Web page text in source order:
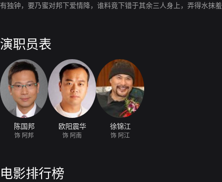
有独钟，要乃蜜对邦下爱情降，谁料竟下错于其余三人身上，弄得水
演职员表
陈国邦
饰 阿邦
欧阳震华
饰 阿南
徐锦江
饰 阿江
电影排行榜